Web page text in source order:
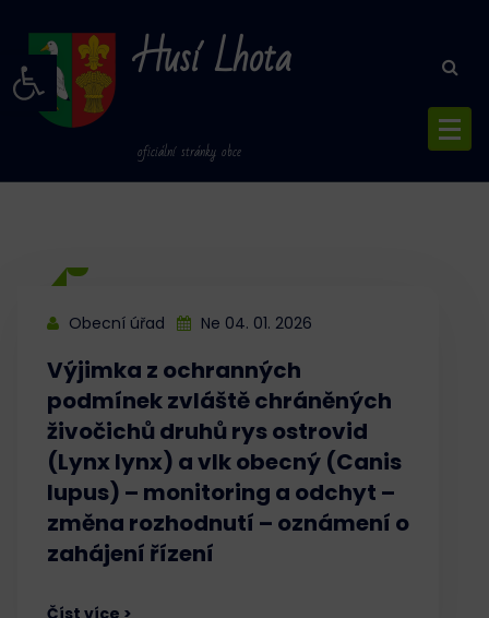
Open toolbar
content
Husí Lhota
oficiální stránky obce
Obecní úřad Ne 04. 01. 2026
Výjimka z ochranných
podmínek zvláště chráněných
živočichů druhů rys ostrovid
(Lynx lynx) a vlk obecný (Canis
lupus) – monitoring a odchyt –
změna rozhodnutí – oznámení o
zahájení řízení